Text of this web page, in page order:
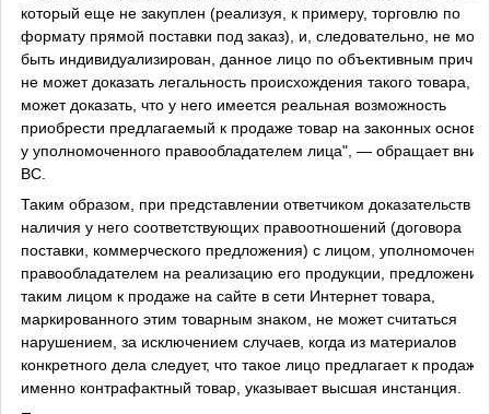
который еще не закуплен (реализуя, к примеру, торговлю по
формату прямой поставки под заказ), и, следовательно, не
быть индивидуализирован, данное лицо по объективным
не может доказать легальность происхождения такого товара,
может доказать, что у него имеется реальная возможность
приобрести предлагаемый к продаже товар на законных
у уполномоченного правообладателем лица", — обращает
ВС.
Таким образом, при представлении ответчиком доказательств
наличия у него соответствующих правоотношений (договора
поставки, коммерческого предложения) с лицом,
правообладателем на реализацию его продукции, предложение
таким лицом к продаже на сайте в сети Интернет товара,
маркированного этим товарным знаком, не может считаться
нарушением, за исключением случаев, когда из материалов
конкретного дела следует, что такое лицо предлагает к продаже
именно контрафактный товар, указывает высшая инстанция.